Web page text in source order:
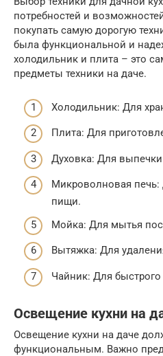
потребностей и
покупать самую дорогую
была функциональной и
холодильник и плита – это
предметы техники на даче.
Холодильник: Для
Плита: Для
Духовка: Для
Микроволновая печь:
пищи.
Мойка: Для мытья
Вытяжка: Для
Чайник: Для
Освещение кухни на
Освещение кухни на даче
функциональным. Важно